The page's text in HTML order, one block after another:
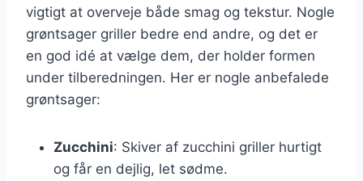
vigtigt at overveje både smag og tekstur. Nogle
grøntsager griller bedre end andre, og det er
en god idé at vælge dem, der holder formen
under tilberedningen. Her er nogle anbefalede
grøntsager:
Zucchini: Skiver af zucchini griller hurtigt
og får en dejlig, let sødme.